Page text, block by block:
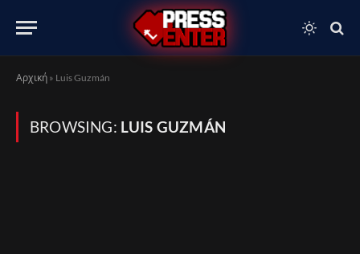
Αρχική » Luis Guzmán
BROWSING: LUIS GUZMÁN